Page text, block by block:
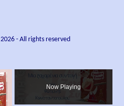
2026- All rights reserved
×
Now Playing